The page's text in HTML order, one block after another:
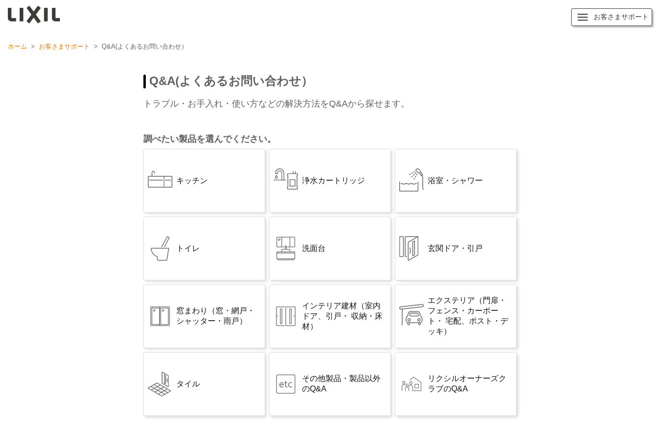
お客さまサポート
ホーム > お客さまサポート > Q&A(よくあるお問い合わせ）
Q&A(よくあるお問い合わせ）
トラブル・お手入れ・使い方などの解決方法をQ&Aから探せます。
調べたい製品を選んでください。
キッチン 浄水カートリッジ 浴室・シャワー
トイレ 洗面台 玄関ドア・引戸
窓まわり
（窓・網戸・
シャッター・雨戸）
インテリア建材 （室内
ドア、引戸・ 収納・床
材）
エクステリア （門扉・
フェンス・カーポー
ト・ 宅配、ポスト・デ
ッキ）
タイル
その他製品・製品以外
のQ&A
リクシルオーナーズク
ラブのQ&A